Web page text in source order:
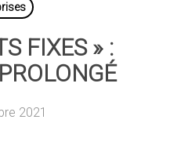
FIXES » :
2021